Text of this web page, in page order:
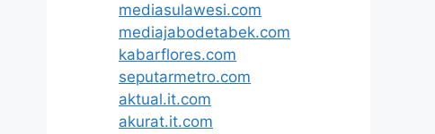
mediasulawesi.com
mediajabodetabek.com
kabarflores.com
seputarmetro.com
aktual.it.com
akurat.it.com